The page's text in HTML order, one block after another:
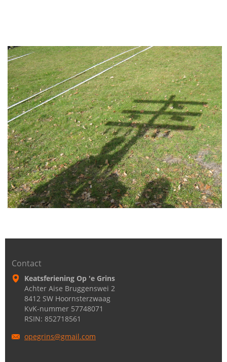
Contact
Keatsferiening Op 'e Grins
Achter Aise Bruggenswei 2
8412 SW Hoornsterzwaag
KvK-nummer 57748071
RSIN: 852718561
opegrins@gmail.com